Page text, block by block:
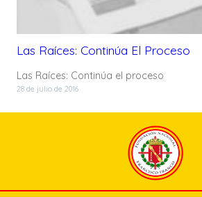
Las Raíces: Continúa El Proceso
Las Raíces: Continúa el proceso
28 de julio de 2016